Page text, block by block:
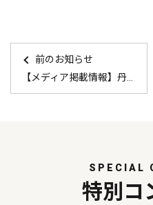
前のお知らせ
SPECIAL
特別コ